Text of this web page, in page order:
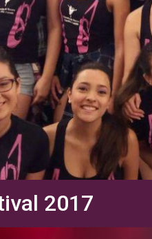
2017